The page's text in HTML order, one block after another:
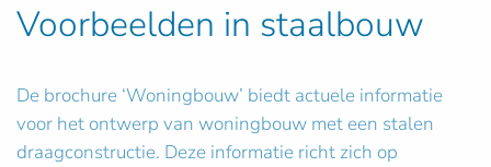
Voorbeelden in staalbouw
De brochure ‘Woningbouw’ biedt actuele informatie
voor het ontwerp van woningbouw met een stalen
draagconstructie. Deze informatie richt zich op